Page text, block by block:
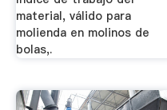
material, válido para
molienda en molinos de
bolas,.